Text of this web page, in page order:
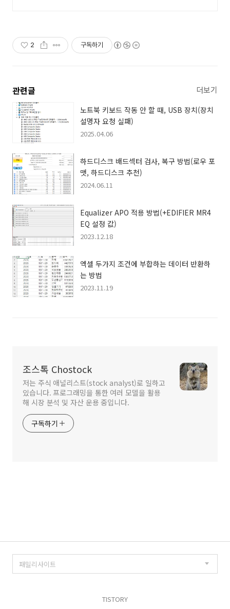
2 구독하기
관련글 더보기
노트북 키보드 작동 안 할 때, USB 장치(장치
설명자 요청 실패)
2025.04.06
하드디스크 배드섹터 검사, 복구 방법(로우 포
맷, 하드디스크 추천)
2024.06.11
Equalizer APO 적용 방법(+EDIFIER MR4
EQ 설정 값)
2023.12.18
엑셀 두가지 조건에 부합하는 데이터 반환하
는 방법
2023.11.19
조스톡 Chostock
저는 주식 애널리스트(stock analyst)로 일하고
있습니다. 프로그래밍을 통한 여러 모델을 활용
해 시장 분석 및 자산 운용 중입니다.
구독하기
TISTORY